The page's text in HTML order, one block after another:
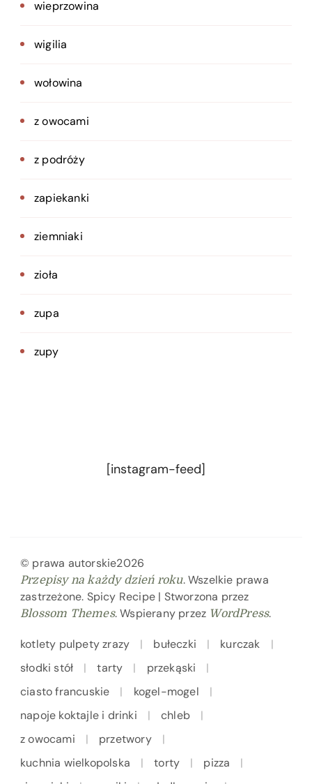
wieprzowina
wigilia
wołowina
z owocami
z podróży
zapiekanki
ziemniaki
zioła
zupa
zupy
[instagram-feed]
© prawa autorskie2026
Przepisy na każdy dzień roku. Wszelkie prawa
zastrzeżone. Spicy Recipe | Stworzona przez
Blossom Themes. Wspierany przez WordPress.
kotlety pulpety zrazy bułeczki
kurczak
słodki stół
tarty
przekąski
ciasto francuskie
kogel-mogel
napoje koktajle i drinki
chleb
z owocami
przetwory
kuchnia wielkopolska
torty
pizza